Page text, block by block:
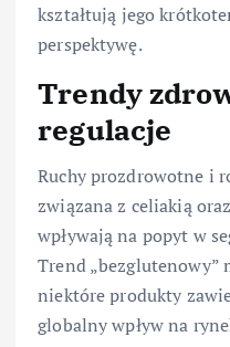
kształtują jego
perspektywę.
Trendy
regulacje
Ruchy prozdrowotne i
związana z celiakią
wpływają na popyt w
Trend „bezglutenowy”
niektóre produkty
globalny wpływ na